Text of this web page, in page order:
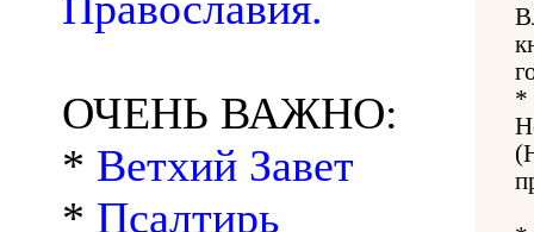
ОЧЕНЬ ВАЖНО:
* Ветхий Завет
* Псалтирь
*